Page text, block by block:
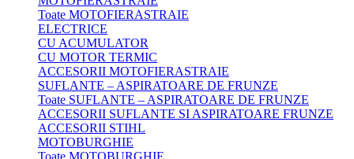
Toate MOTOFIERASTRAIE
ELECTRICE
CU ACUMULATOR
CU MOTOR TERMIC
ACCESORII MOTOFIERASTRAIE
SUFLANTE – ASPIRATOARE DE FRUNZE
Toate SUFLANTE – ASPIRATOARE DE FRUNZE
ACCESORII SUFLANTE SI ASPIRATOARE FRUNZE
ACCESORII STIHL
MOTOBURGHIE
Toate MOTOBURGHIE